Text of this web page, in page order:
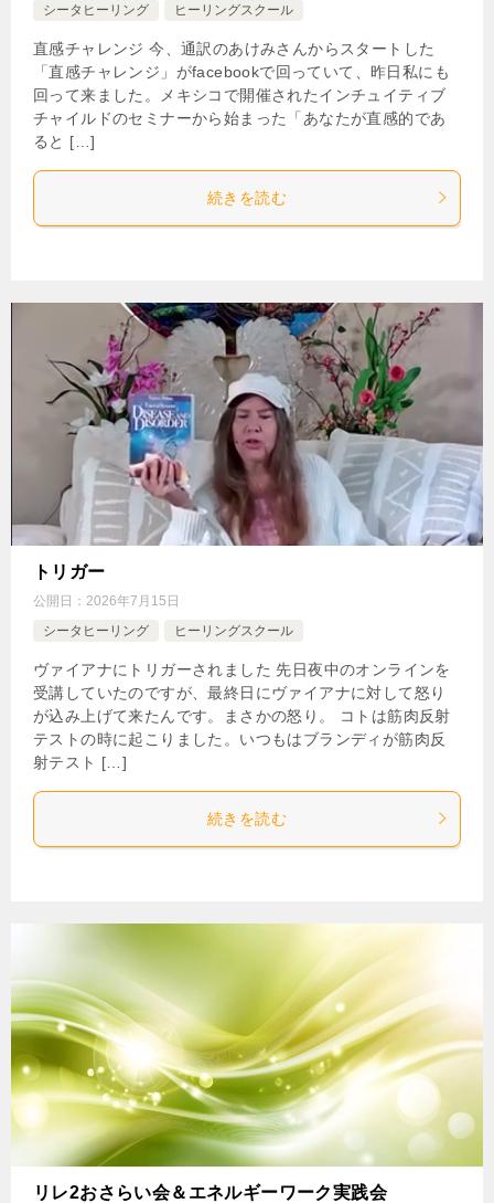
シータヒーリング
ヒーリングスクール
直感チャレンジ 今、通訳のあけみさんからスタートした
「直感チャレンジ」がfacebookで回っていて、昨日私にも
回って来ました。メキシコで開催されたインチュイティブ
チャイルドのセミナーから始まった「あなたが直感的であ
ると […]
続きを読む
トリガー
公開日： 2026年7月15日
シータヒーリング
ヒーリングスクール
ヴァイアナにトリガーされました 先日夜中のオンラインを
受講していたのですが、最終日にヴァイアナに対して怒り
が込み上げて来たんです。まさかの怒り。 コトは筋肉反射
テストの時に起こりました。いつもはブランディが筋肉反
射テスト […]
続きを読む
リレ2おさらい会＆エネルギーワーク実践会